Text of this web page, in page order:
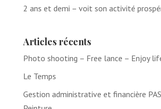
2 ans et demi – voit son activité
Articles récents
Photo shooting – Free lance – Enjoy
Le Temps
Gestion administrative et financière